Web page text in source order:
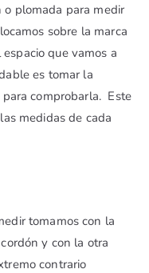
plomada para medir
sobre la marca
que vamos a
es tomar la
comprobarla. Este
medidas de cada
tomamos con la
y con la otra
contrario